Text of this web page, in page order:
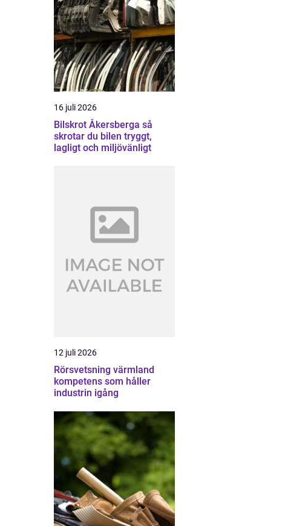
16 juli 2026
Bilskrot Åkersberga så
skrotar du bilen tryggt,
lagligt och miljövänligt
12 juli 2026
Rörsvetsning värmland
kompetens som håller
industrin igång